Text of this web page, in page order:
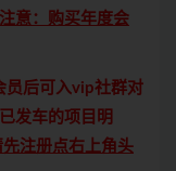
意：购买年度会
员后可入vip社群对
发车的项目明
注册点右上角头